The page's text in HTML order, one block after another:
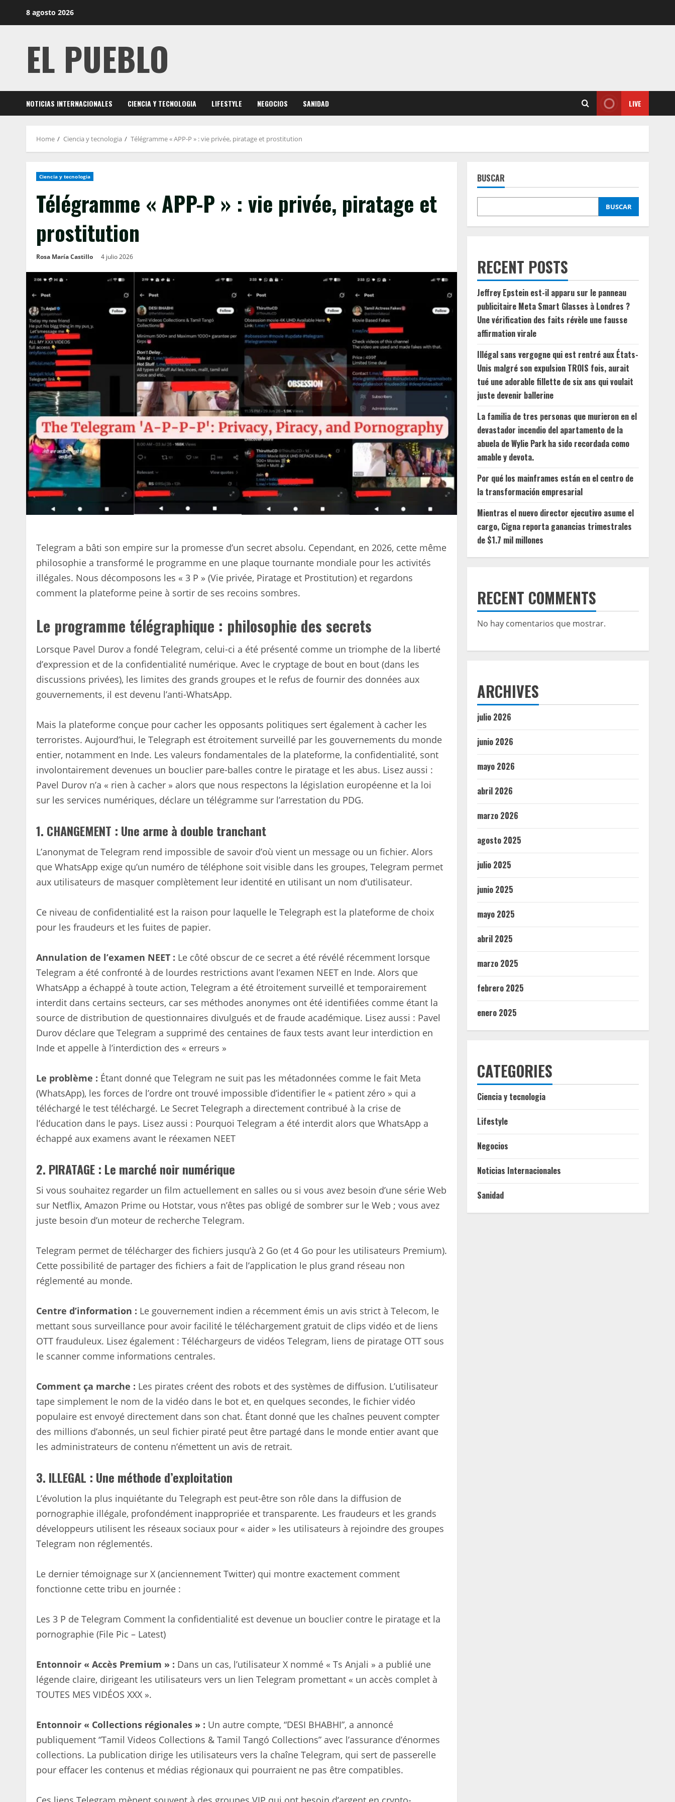
8 agosto 2026
EL PUEBLO
NOTICIAS INTERNACIONALES CIENCIA Y TECNOLOGIA LIFESTYLE NEGOCIOS SANIDAD LIVE
Home Ciencia y tecnologia Télégramme « APP-P » : vie privée, piratage et prostitution
Ciencia y tecnologia
Télégramme « APP-P » : vie privée, piratage et
prostitution
Rosa María Castillo 4 julio 2026
Telegram a bâti son empire sur la promesse d’un secret absolu. Cependant, en 2026, cette même
philosophie a transformé le programme en une plaque tournante mondiale pour les activités
illégales. Nous décomposons les « 3 P » (Vie privée, Piratage et Prostitution) et regardons
comment la plateforme peine à sortir de ses recoins sombres.
Le programme télégraphique : philosophie des secrets
Lorsque Pavel Durov a fondé Telegram, celui-ci a été présenté comme un triomphe de la liberté
d’expression et de la confidentialité numérique. Avec le cryptage de bout en bout (dans les
discussions privées), les limites des grands groupes et le refus de fournir des données aux
gouvernements, il est devenu l’anti-WhatsApp.
Mais la plateforme conçue pour cacher les opposants politiques sert également à cacher les
terroristes. Aujourd’hui, le Telegraph est étroitement surveillé par les gouvernements du monde
entier, notamment en Inde. Les valeurs fondamentales de la plateforme, la confidentialité, sont
involontairement devenues un bouclier pare-balles contre le piratage et les abus. Lisez aussi :
Pavel Durov n’a « rien à cacher » alors que nous respectons la législation européenne et la loi
sur les services numériques, déclare un télégramme sur l’arrestation du PDG.
1. CHANGEMENT : Une arme à double tranchant
L’anonymat de Telegram rend impossible de savoir d’où vient un message ou un fichier. Alors
que WhatsApp exige qu’un numéro de téléphone soit visible dans les groupes, Telegram permet
aux utilisateurs de masquer complètement leur identité en utilisant un nom d’utilisateur.
Ce niveau de confidentialité est la raison pour laquelle le Telegraph est la plateforme de choix
pour les fraudeurs et les fuites de papier.
Annulation de l’examen NEET : Le côté obscur de ce secret a été révélé récemment lorsque
Telegram a été confronté à de lourdes restrictions avant l’examen NEET en Inde. Alors que
WhatsApp a échappé à toute action, Telegram a été étroitement surveillé et temporairement
interdit dans certains secteurs, car ses méthodes anonymes ont été identifiées comme étant la
source de distribution de questionnaires divulgués et de fraude académique. Lisez aussi : Pavel
Durov déclare que Telegram a supprimé des centaines de faux tests avant leur interdiction en
Inde et appelle à l’interdiction des « erreurs »
Le problème : Étant donné que Telegram ne suit pas les métadonnées comme le fait Meta
(WhatsApp), les forces de l’ordre ont trouvé impossible d’identifier le « patient zéro » qui a
téléchargé le test téléchargé. Le Secret Telegraph a directement contribué à la crise de
l’éducation dans le pays. Lisez aussi : Pourquoi Telegram a été interdit alors que WhatsApp a
échappé aux examens avant le réexamen NEET
2. PIRATAGE : Le marché noir numérique
Si vous souhaitez regarder un film actuellement en salles ou si vous avez besoin d’une série Web
sur Netflix, Amazon Prime ou Hotstar, vous n’êtes pas obligé de sombrer sur le Web ; vous avez
juste besoin d’un moteur de recherche Telegram.
Telegram permet de télécharger des fichiers jusqu’à 2 Go (et 4 Go pour les utilisateurs Premium).
Cette possibilité de partager des fichiers a fait de l’application le plus grand réseau non
réglementé au monde.
Centre d’information : Le gouvernement indien a récemment émis un avis strict à Telecom, le
mettant sous surveillance pour avoir facilité le téléchargement gratuit de clips vidéo et de liens
OTT frauduleux. Lisez également : Téléchargeurs de vidéos Telegram, liens de piratage OTT sous
le scanner comme informations centrales.
Comment ça marche : Les pirates créent des robots et des systèmes de diffusion. L’utilisateur
tape simplement le nom de la vidéo dans le bot et, en quelques secondes, le fichier vidéo
populaire est envoyé directement dans son chat. Étant donné que les chaînes peuvent compter
des millions d’abonnés, un seul fichier piraté peut être partagé dans le monde entier avant que
les administrateurs de contenu n’émettent un avis de retrait.
3. ILLEGAL : Une méthode d’exploitation
L’évolution la plus inquiétante du Telegraph est peut-être son rôle dans la diffusion de
pornographie illégale, profondément inappropriée et transparente. Les fraudeurs et les grands
développeurs utilisent les réseaux sociaux pour « aider » les utilisateurs à rejoindre des groupes
Telegram non réglementés.
Le dernier témoignage sur X (anciennement Twitter) qui montre exactement comment
fonctionne cette tribu en journée :
Les 3 P de Telegram Comment la confidentialité est devenue un bouclier contre le piratage et la
pornographie (File Pic – Latest)
Entonnoir « Accès Premium » : Dans un cas, l’utilisateur X nommé « Ts Anjali » a publié une
légende claire, dirigeant les utilisateurs vers un lien Telegram promettant « un accès complet à
TOUTES MES VIDÉOS XXX ».
Entonnoir « Collections régionales » : Un autre compte, “DESI BHABHI”, a annoncé
publiquement “Tamil Videos Collections & Tamil Tangó Collections” avec l’assurance d’énormes
collections. La publication dirige les utilisateurs vers la chaîne Telegram, qui sert de passerelle
pour effacer les contenus et médias régionaux qui pourraient ne pas être compatibles.
BUSCAR
BUSCAR
RECENT POSTS
Jeffrey Epstein est-il apparu sur le panneau
publicitaire Meta Smart Glasses à Londres ?
Une vérification des faits révèle une fausse
affirmation virale
Illégal sans vergogne qui est rentré aux États-
Unis malgré son expulsion TROIS fois, aurait
tué une adorable fillette de six ans qui voulait
juste devenir ballerine
La familia de tres personas que murieron en el
devastador incendio del apartamento de la
abuela de Wylie Park ha sido recordada como
amable y devota.
Por qué los mainframes están en el centro de
la transformación empresarial
Mientras el nuevo director ejecutivo asume el
cargo, Cigna reporta ganancias trimestrales
de $1.7 mil millones
RECENT COMMENTS
No hay comentarios que mostrar.
ARCHIVES
julio 2026
junio 2026
mayo 2026
abril 2026
marzo 2026
agosto 2025
julio 2025
junio 2025
mayo 2025
abril 2025
marzo 2025
febrero 2025
enero 2025
CATEGORIES
Ciencia y tecnologia
Lifestyle
Negocios
Noticias Internacionales
Sanidad